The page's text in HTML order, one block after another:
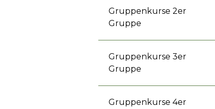
Gruppenkurse 2er
Gruppe
Gruppenkurse 3er
Gruppe
Gruppenkurse 4er